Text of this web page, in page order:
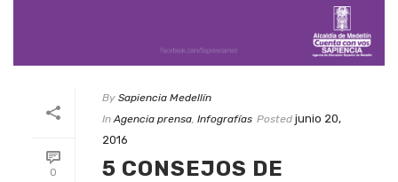
0
By Sapiencia Medellín
In Agencia prensa, Infografías Posted junio 20,
2016
5 CONSEJOS DE